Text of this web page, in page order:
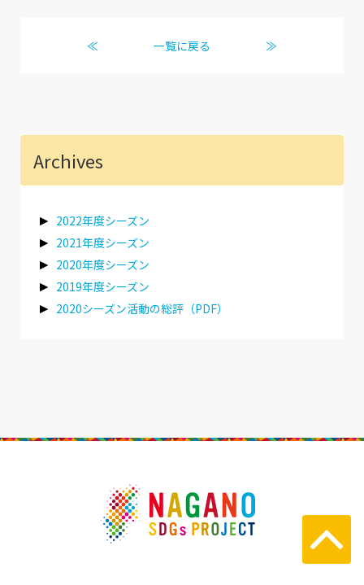
≪ 一覧に戻る ≫
Archives
2022年度シーズン
2021年度シーズン
2020年度シーズン
2019年度シーズン
2020シーズン活動の総評（PDF）